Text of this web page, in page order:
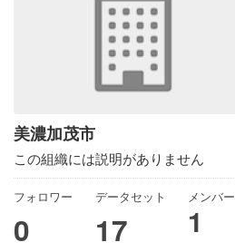
美濃加茂市
この組織には説明がありません
フォロワー
0
データセット
17
メンバー
1